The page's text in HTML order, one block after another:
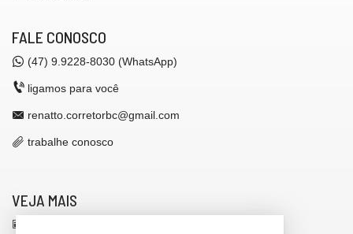
FALE CONOSCO
(47) 9.9228-8030 (WhatsApp)
ligamos para você
renatto.corretorbc@gmail.com
trabalhe conosco
VEJA MAIS